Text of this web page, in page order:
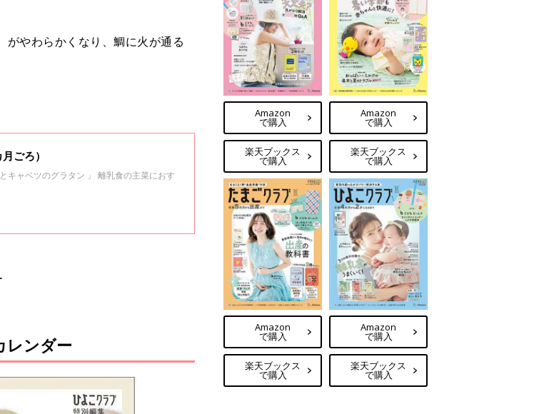
がやわらかくなり、鯛に火が通る
ごろ）
キャベツのグラタン 」 離乳食の主菜におす
レンダー
Amazon
で購入
楽天ブックス
で購入
Amazon
で購入
楽天ブックス
で購入
Amazon
で購入
楽天ブックス
で購入
Amazon
で購入
楽天ブックス
で購入